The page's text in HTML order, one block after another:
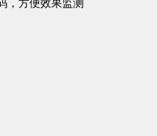
，方便效果监测